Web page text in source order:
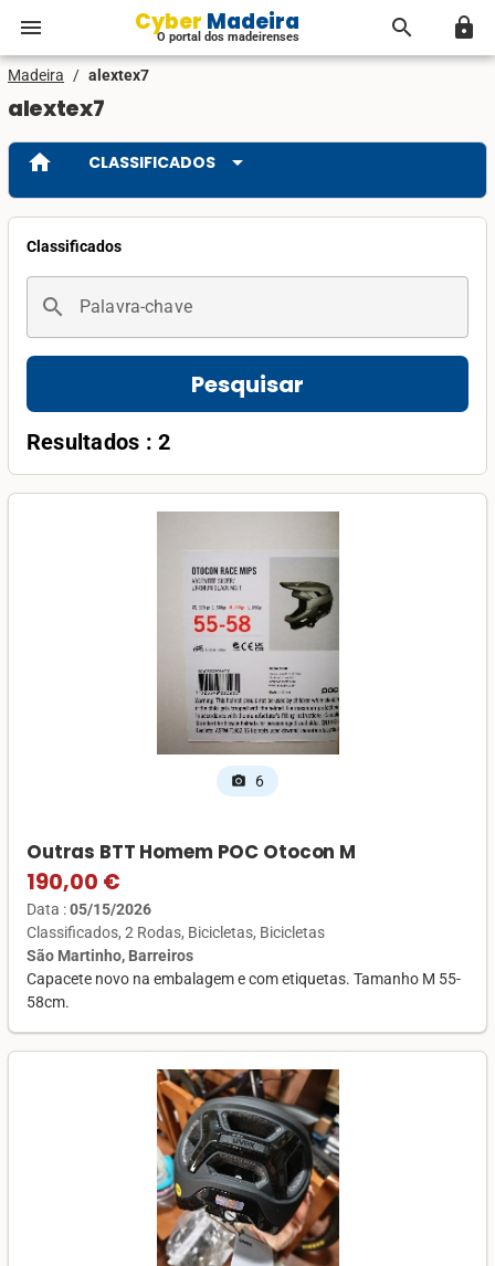
menu Cyber Madeira
O portal dos madeirenses search lock
Madeira / alextex7
alextex7
home CLASSIFICADOS arrow_drop_down
Classificados
search Palavra-chave
Pesquisar
Resultados : 2
photo_camera 6
Outras BTT Homem POC Otocon M
190,00 €
Data :05/15/2026
Classificados 2 Rodas Bicicletas Bicicletas
São Martinho, Barreiros
Capacete novo na embalagem e com etiquetas. Tamanho M 55-
58cm.